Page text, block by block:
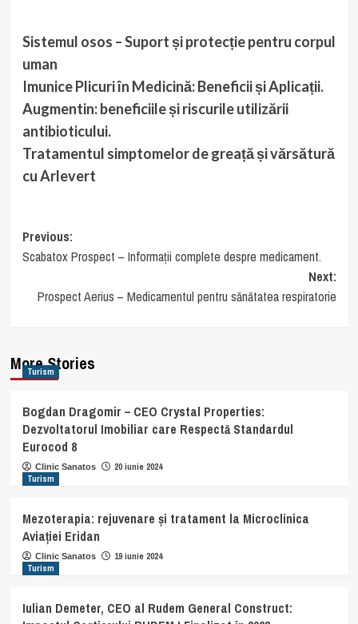
Sistemul osos – Suport și protecție pentru corpul
uman
Imunice Plicuri în Medicină: Beneficii și Aplicații.
Augmentin: beneficiile și riscurile utilizării
antibioticului.
Tratamentul simptomelor de greață și vărsătură
cu Arlevert
Post
navigation
Previous:
Scabatox Prospect – Informații complete despre medicament.
Next:
Prospect Aerius – Medicamentul pentru sănătatea respiratorie
More Stories
Turism
Bogdan Dragomir – CEO Crystal Properties:
Dezvoltatorul Imobiliar care Respectă Standardul
Eurocod 8
Clinic Sanatos
20 iunie 2024
Turism
Mezoterapia: rejuvenare și tratament la Microclinica
Aviației Eridan
Clinic Sanatos
19 iunie 2024
Turism
Iulian Demeter, CEO al Rudem General Construct: